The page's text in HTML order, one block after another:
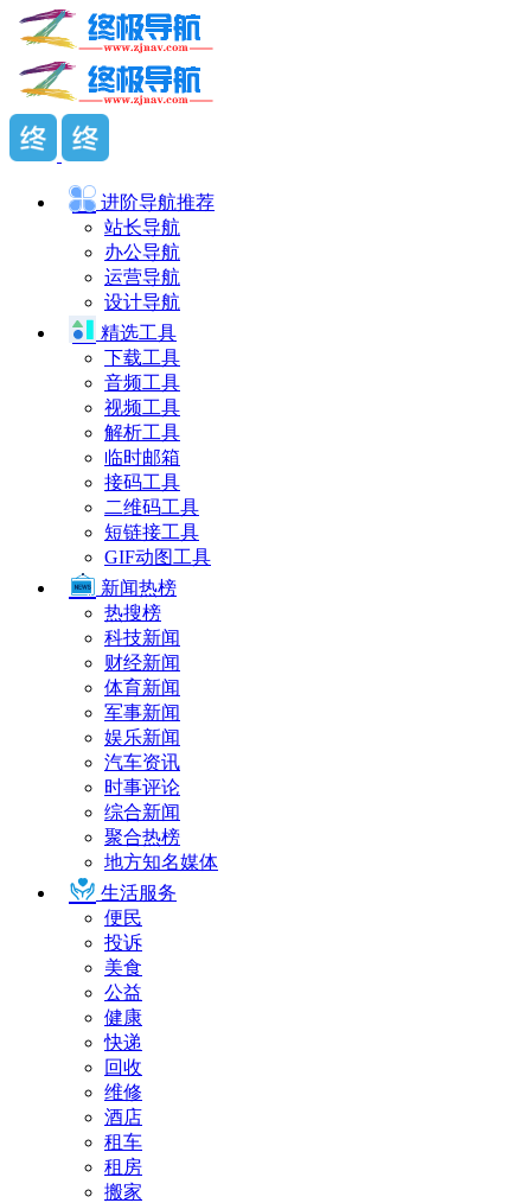
进阶导航推荐
站长导航
办公导航
运营导航
设计导航
精选工具
下载工具
音频工具
视频工具
解析工具
临时邮箱
接码工具
二维码工具
短链接工具
GIF动图工具
新闻热榜
热搜榜
科技新闻
财经新闻
体育新闻
军事新闻
娱乐新闻
汽车资讯
时事评论
综合新闻
聚合热榜
地方知名媒体
生活服务
便民
投诉
美食
公益
健康
快递
回收
维修
酒店
租车
租房
搬家